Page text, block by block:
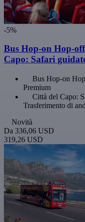
-5%
Bus Hop-on Hop-
Capo: Safari
Bus Hop-on
Premium
Città del Capo:
Trasferimento di
Novità
Da 336,06 USD
319,26 USD